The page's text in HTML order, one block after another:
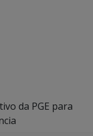
da PGE para